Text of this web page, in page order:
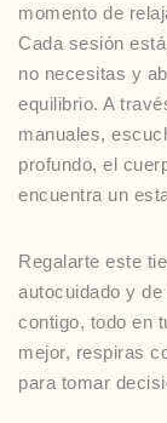
momento de
Cada sesión
no necesitas y
equilibrio. A
manuales,
profundo, el
encuentra un
Regalarte este
autocuidado y
contigo, todo en
mejor, respiras
para tomar